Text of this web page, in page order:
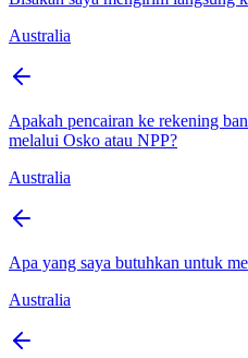
Australia
Apakah pencairan ke rekening
melalui Osko atau NPP?
Australia
Apa yang saya butuhkan untuk
Australia